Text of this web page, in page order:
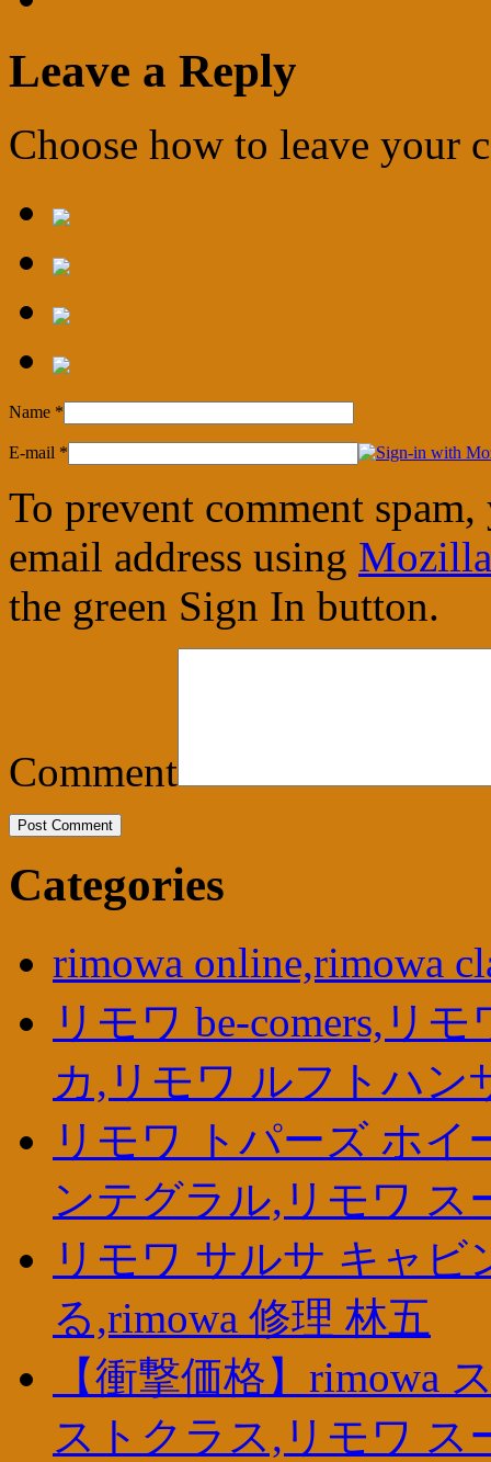
Leave a Reply
Choose how to leave your
Name *
E-mail *
To prevent comment
email address using
the green Sign In button.
Comment
Categories
rimowa online,rimowa
リモワ be-comers,リ
カ,リモワ ルフトハン
リモワ トパーズ ホイ
ンテグラル,リモワ ス
リモワ サルサ キャビ
る,rimowa 修理 林五
【衝撃価格】rimowa
ストクラス,リモワ ス